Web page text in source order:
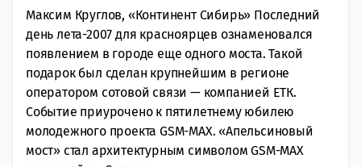
Максим Круглов, «Континент Сибирь» Последний
день лета-2007 для красноярцев ознаменовался
появлением в городе еще одного моста. Такой
подарок был сделан крупнейшим в регионе
оператором сотовой связи — компанией ЕТК.
Событие приурочено к пятилетнему юбилею
молодежного проекта GSM-MAX. «Апельсиновый
мост» стал архитектурным символом GSM-MAX